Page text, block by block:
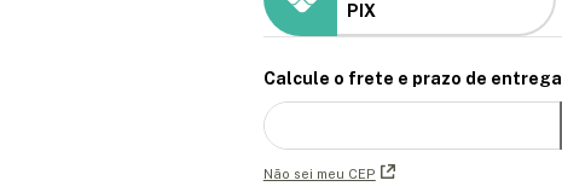
PIX
Calcule o frete e prazo de entrega
Não sei meu CEP